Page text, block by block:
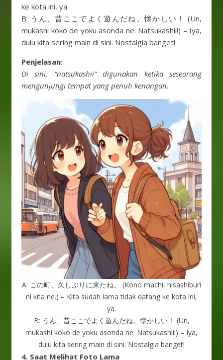
ke kota ini, ya.
B: うん、昔ここでよく遊んだね。懐かしい！ (Un,
mukashi koko de yoku asonda ne. Natsukashii!) – Iya,
dulu kita sering main di sini. Nostalgia banget!
Penjelasan:
Di sini, “natsukashii” digunakan ketika seseorang
mengunjungi tempat yang penuh kenangan.
A: この町、久しぶりに来たね。 (Kono machi, hisashiburi
ni kita ne.) – Kita sudah lama tidak datang ke kota ini,
ya.
B: うん、昔ここでよく遊んだね。懐かしい！ (Un,
mukashi koko de yoku asonda ne. Natsukashii!) – Iya,
dulu kita sering main di sini. Nostalgia banget!
4. Saat Melihat Foto Lama